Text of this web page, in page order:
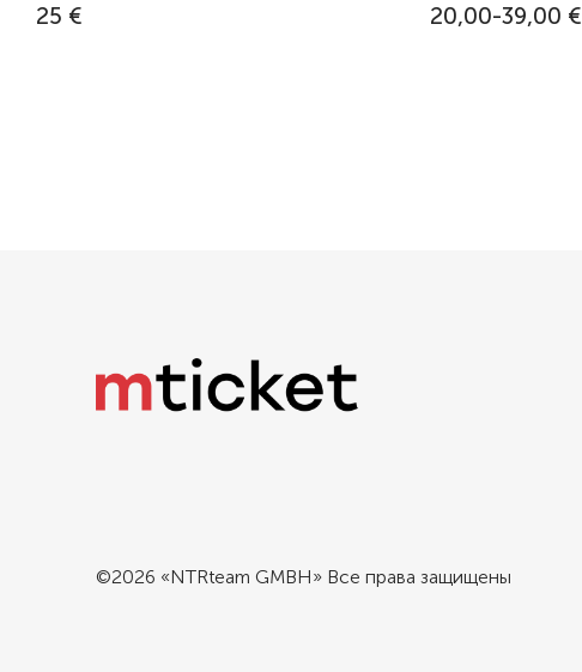
25 €
20,00-39,00 €
©2026 «NTRteam GMBH» Все права защищены